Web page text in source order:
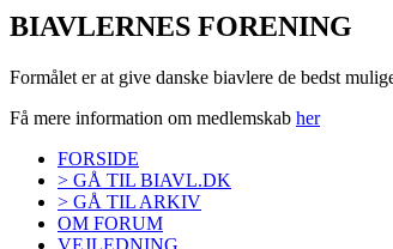
BIAVLERNES FORENING
Formålet er at give danske biavlere de bedst
Få mere information om medlemskab her
FORSIDE
> GÅ TIL BIAVL.DK
> GÅ TIL ARKIV
OM FORUM